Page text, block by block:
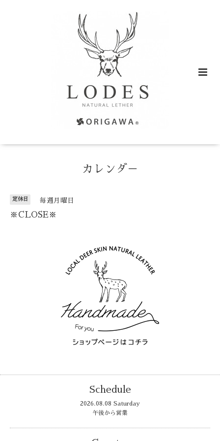
カレンダ－
定休日 毎週月曜日
※CLOSE※
Schedule
2026.08.08 Saturday
午後から営業